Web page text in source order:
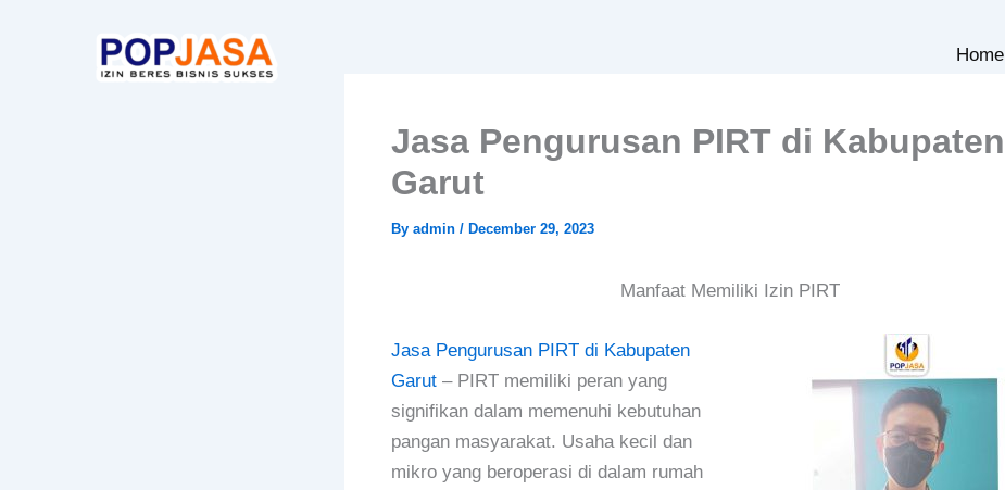
Home
Jasa Pengurusan PIRT di Kabupaten
Garut
By admin / December 29, 2023
Manfaat Memiliki Izin PIRT
Jasa Pengurusan PIRT di Kabupaten
Garut– PIRT memiliki peran yang
signifikan dalam memenuhi kebutuhan
pangan masyarakat. Usaha kecil dan
mikro yang beroperasi di dalam rumah